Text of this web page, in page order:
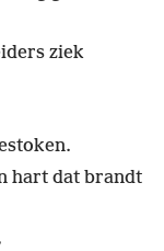
ziek
hart dat brandt